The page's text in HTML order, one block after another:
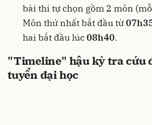
bài thi tự chọn gồm 2 môn
Môn thứ nhất bắt đầu từ
hai bắt đầu lúc08h40.
"Timeline" hậu kỳ tra cứu
tuyển đại học